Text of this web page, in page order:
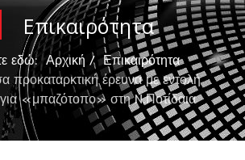
Επικαιρότητα
εδώ:Αρχική
Επικαιρότητα
προκαταρκτική έρευνα με εντολή
για «μπαζότοπο» στη N.Ποτίδαια